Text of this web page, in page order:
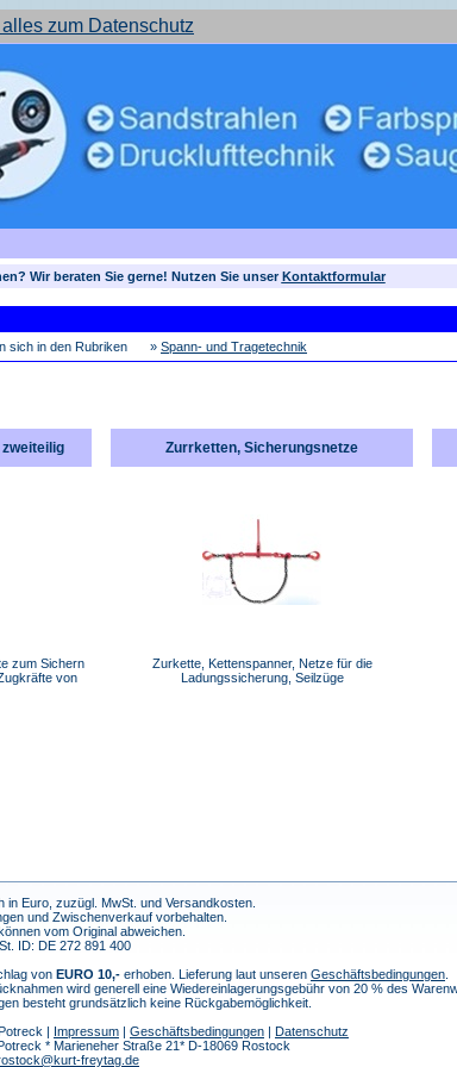
zum Datenschutz
Wir beraten Sie gerne! Nutzen Sie unserKontaktformular
sich in den Rubriken » Spann- und Tragetechnik
zum Sichern
von
Zurrketten, Sicherungsnetze
Zurkette, Kettenspanner, Netze für die
Ladungssicherung, Seilzüge
in Euro, zuzügl. MwSt. und Versandkosten.
und Zwischenverkauf vorbehalten.
vom Original abweichen.
ID: DE 272 891 400
von EURO 10,- erhoben. Lieferung laut unseren Geschäftsbedingungen
wird generell eine Wiedereinlagerungsgebühr von 20 % des
besteht grundsätzlich keine Rückgabemöglichkeit.
| Impressum | Geschäftsbedingungen | Datenschutz
* Marieneher Straße 21* D-18069 Rostock
freytag.de